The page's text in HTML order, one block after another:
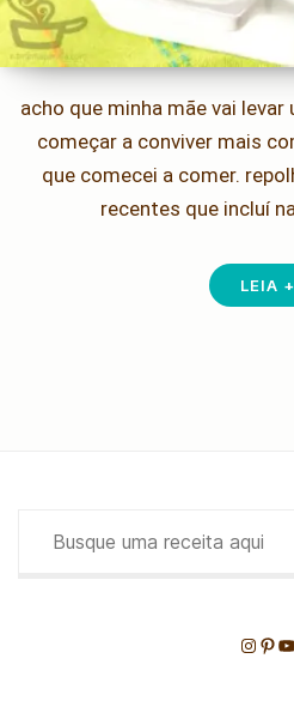
acho que minha mãe vai
começar a conviver mais
que comecei a comer.
recentes que incluí
LEIA +